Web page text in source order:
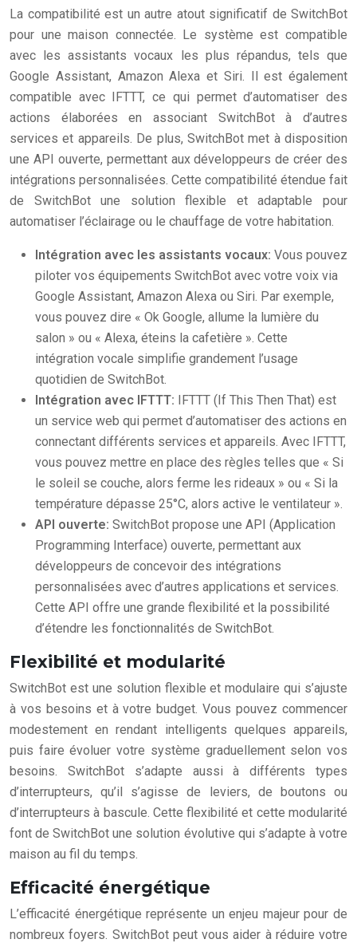
La compatibilité est un autre atout significatif de SwitchBot
pour une maison connectée. Le système est compatible
avec les assistants vocaux les plus répandus, tels que
Google Assistant, Amazon Alexa et Siri. Il est également
compatible avec IFTTT, ce qui permet d’automatiser des
actions élaborées en associant SwitchBot à d’autres
services et appareils. De plus, SwitchBot met à disposition
une API ouverte, permettant aux développeurs de créer des
intégrations personnalisées. Cette compatibilité étendue fait
de SwitchBot une solution flexible et adaptable pour
automatiser l’éclairage ou le chauffage de votre habitation.
Intégration avec les assistants vocaux: Vous pouvez
piloter vos équipements SwitchBot avec votre voix via
Google Assistant, Amazon Alexa ou Siri. Par exemple,
vous pouvez dire « Ok Google, allume la lumière du
salon » ou « Alexa, éteins la cafetière ». Cette
intégration vocale simplifie grandement l’usage
quotidien de SwitchBot.
Intégration avec IFTTT: IFTTT (If This Then That) est
un service web qui permet d’automatiser des actions en
connectant différents services et appareils. Avec IFTTT,
vous pouvez mettre en place des règles telles que « Si
le soleil se couche, alors ferme les rideaux » ou « Si la
température dépasse 25°C, alors active le ventilateur ».
API ouverte: SwitchBot propose une API (Application
Programming Interface) ouverte, permettant aux
développeurs de concevoir des intégrations
personnalisées avec d’autres applications et services.
Cette API offre une grande flexibilité et la possibilité
d’étendre les fonctionnalités de SwitchBot.
Flexibilité et modularité
SwitchBot est une solution flexible et modulaire qui s’ajuste
à vos besoins et à votre budget. Vous pouvez commencer
modestement en rendant intelligents quelques appareils,
puis faire évoluer votre système graduellement selon vos
besoins. SwitchBot s’adapte aussi à différents types
d’interrupteurs, qu’il s’agisse de leviers, de boutons ou
d’interrupteurs à bascule. Cette flexibilité et cette modularité
font de SwitchBot une solution évolutive qui s’adapte à votre
maison au fil du temps.
Efficacité énergétique
L’efficacité énergétique représente un enjeu majeur pour de
nombreux foyers. SwitchBot peut vous aider à réduire votre